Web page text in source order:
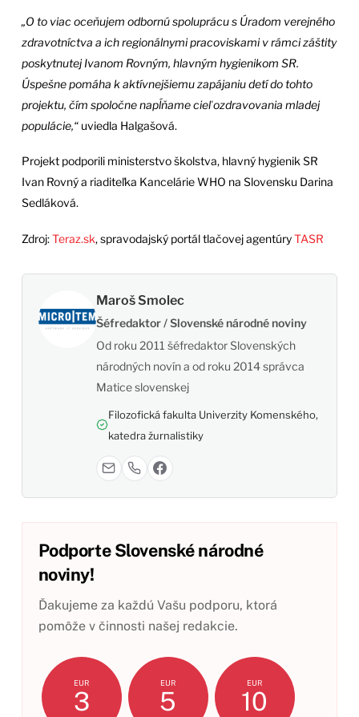
„O to viac oceňujem odbornú spoluprácu s Úradom verejného
zdravotníctva a ich regionálnymi pracoviskami v rámci záštity
poskytnutej Ivanom Rovným, hlavným hygienikom SR.
Úspešne pomáha k aktívnejšiemu zapájaniu detí do tohto
projektu, čím spoločne napĺňame cieľ ozdravovania mladej
populácie,“uviedla Halgašová.
Projekt podporili ministerstvo školstva, hlavný hygienik SR
Ivan Rovný a riaditeľka Kancelárie WHO na Slovensku Darina
Sedláková.
Zdroj:Teraz.sk, spravodajský portál tlačovej agentúryTASR
Maroš Smolec
Šéfredaktor / Slovenské národné noviny
Od roku 2011 šéfredaktor Slovenských
národných novín a od roku 2014 správca
Matice slovenskej
Filozofická fakulta Univerzity Komenského,
katedra žurnalistiky
Podporte Slovenské národné
noviny!
Ďakujeme za každú Vašu podporu, ktorá
pomôže v činnosti našej redakcie.
EUR
3
EUR
5
EUR
10